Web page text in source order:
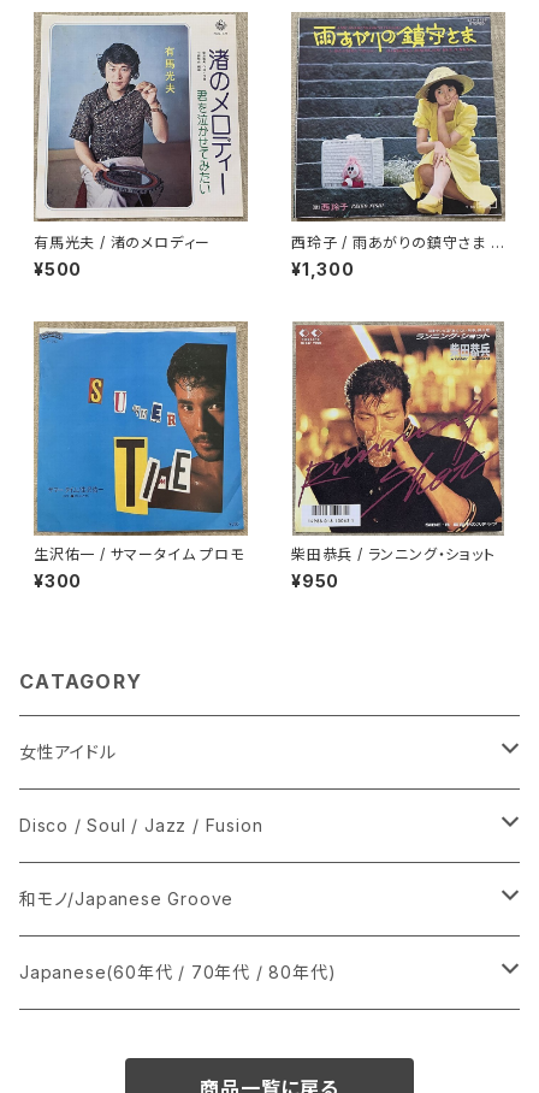
有馬光夫 / 渚のメロディー
¥500
西玲子 / 雨あがりの鎮守さま プ
ロモ
¥1,300
生沢佑一 / サマータイム プロモ
¥300
柴田恭兵 / ランニング・ショット
¥950
CATAGORY
女性アイドル
シングル盤
あ行
か行
LP
CD
Disco / Soul / Jazz / Fusion
シングル盤
A
12インチ・シングル
和モノ/Japanese Groove
シングル盤
Japanese(60年代 / 70年代 / 80年代)
商品一覧に戻る